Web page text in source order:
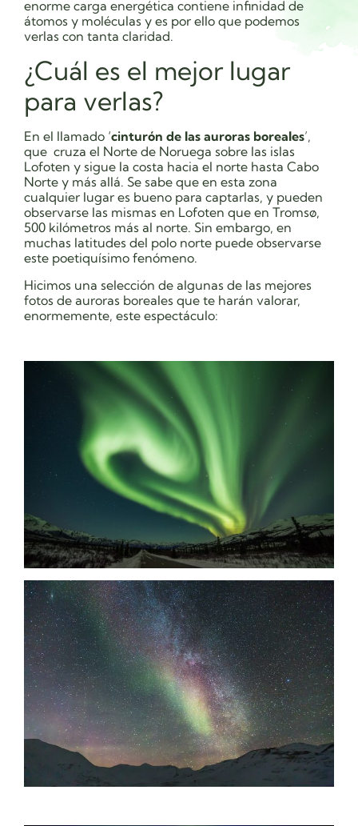
enorme carga energética contiene infinidad de
átomos y moléculas y es por ello que podemos
verlas con tanta claridad.
¿Cuál es el mejor lugar
para verlas?
En el llamado ‘cinturón de las auroras boreales’,
que cruza el Norte de Noruega sobre las islas
Lofoten y sigue la costa hacia el norte hasta Cabo
Norte y más allá. Se sabe que en esta zona
cualquier lugar es bueno para captarlas, y pueden
observarse las mismas en Lofoten que en Tromsø,
500 kilómetros más al norte. Sin embargo, en
muchas latitudes del polo norte puede observarse
este poetiquísimo fenómeno.
Hicimos una selección de algunas de las mejores
fotos de auroras boreales que te harán valorar,
enormemente, este espectáculo: